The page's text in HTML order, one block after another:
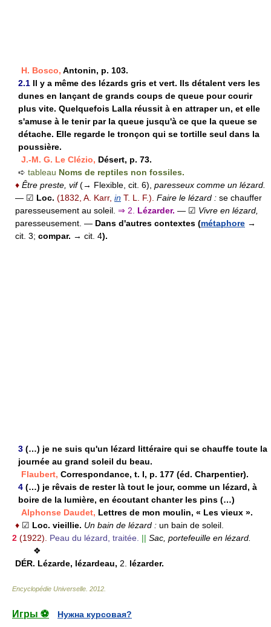
H. Bosco, Antonin, p. 103.
2.1 Il y a même des lézards gris et vert. Ils détalent vers les
dunes en lançant de grands coups de queue pour courir
plus vite. Quelquefois Lalla réussit à en attraper un, et elle
s'amuse à le tenir par la queue jusqu'à ce que la queue se
détache. Elle regarde le tronçon qui se tortille seul dans la
poussière.
J.-M. G. Le Clézio, Désert, p. 73.
➪ tableau Noms de reptiles non fossiles.
♦ Être preste, vif(→ Flexible, cit. 6), paresseux comme un lézard.
— ☑ Loc. (1832, A. Karr, in T. L. F.). Faire le lézard : se chauffer
paresseusement au soleil. ⇒ 2. Lézarder. — ☑ Vivre en lézard,
paresseusement. — Dans d'autres contextes (métaphore →
cit. 3; compar. → cit. 4).
3 (…) je ne suis qu'un lézard littéraire qui se chauffe toute la
journée au grand soleil du beau.
Flaubert, Correspondance, t. I, p. 177 (éd. Charpentier).
4 (…) je rêvais de rester là tout le jour, comme un lézard, à
boire de la lumière, en écoutant chanter les pins (…)
Alphonse Daudet, Lettres de mon moulin, « Les vieux ».
♦ ☑ Loc. vieillie. Un bain de lézard : un bain de soleil.
2 (1922). Peau du lézard, traitée. || Sac, portefeuille en lézard.
❖
DÉR. Lézarde, lézardeau, 2. lézarder.
Encyclopédie Universelle 2012
Игры ⚽
Нужна курсовая?